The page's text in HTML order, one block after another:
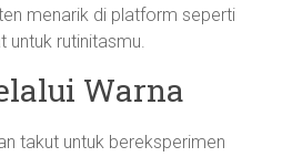
menarik di platform seperti
untuk rutinitasmu.
Warna
takut untuk bereksperimen